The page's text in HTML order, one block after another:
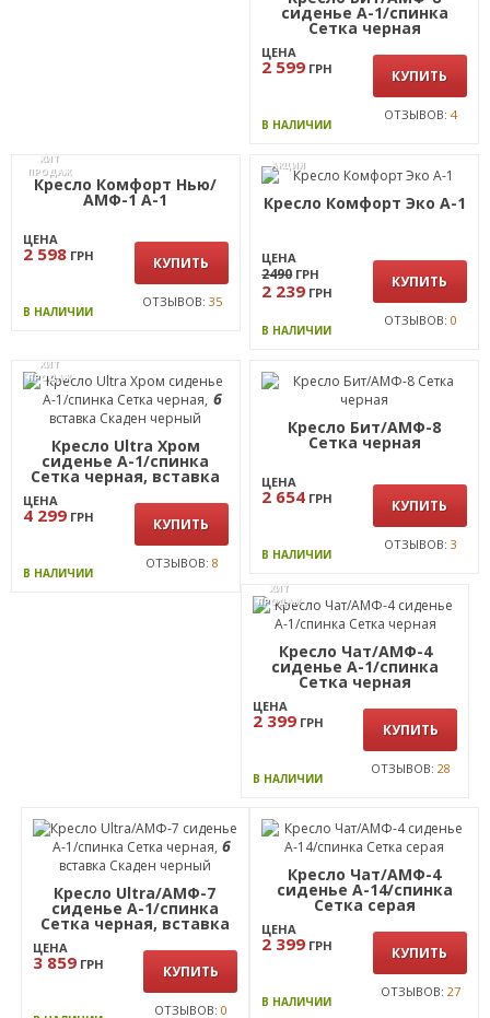
Кресло Бит/АМФ-8
сиденье А-1/спинка
ЦЕНА
КУПИТЬ
ХИТ
ПРОДАЖ
Кресло Комфорт Нью/
ЦЕНА
КУПИТЬ
АКЦИЯ
ЦЕНА
2490 ГРН КУПИТЬ
ХИТ
ПРОДАЖ
Кресло Ultra Хром
сиденье А-1/спинка
Сетка черная, вставка
Скаден черный
ЦЕНА
КУПИТЬ
Кресло Бит/АМФ-8
ЦЕНА
КУПИТЬ
ХИТ
ПРОДАЖ
Кресло Чат/АМФ-4
сиденье А-1/спинка
ЦЕНА
КУПИТЬ
Кресло Ultra/АМФ-7
сиденье А-1/спинка
Сетка черная, вставка
Скаден черный
ЦЕНА
КУПИТЬ
Кресло Чат/АМФ-4
сиденье А-14/спинка
ЦЕНА
КУПИТЬ